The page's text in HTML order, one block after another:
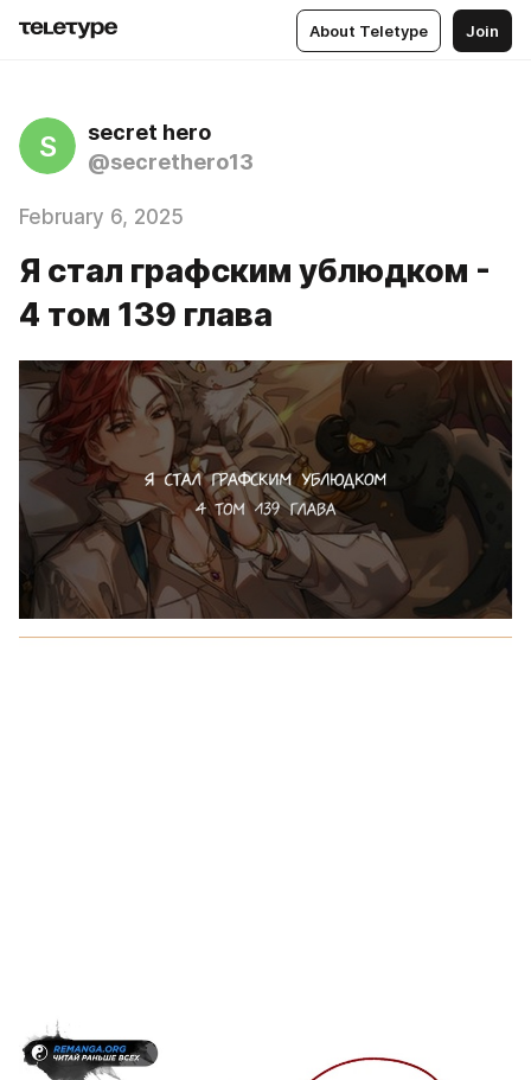
About Teletype Join
S
secret hero
@secrethero13
February 6, 2025
Я стал графским ублюдком -
4 том 139 глава